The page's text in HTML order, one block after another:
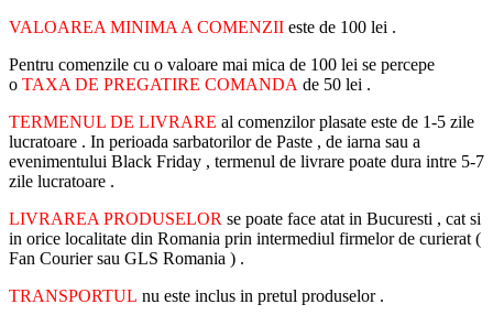
VALOAREA MINIMA A COMENZII este de 100 lei .
Pentru comenzile cu o valoare mai mica de 100 lei se percepe
o TAXA DE PREGATIRE COMANDA de 50 lei .
TERMENUL DE LIVRARE al comenzilor plasate este de 1-5 zile
lucratoare . In perioada sarbatorilor de Paste , de iarna sau a
evenimentului Black Friday , termenul de livrare poate dura intre 5-7
zile lucratoare .
LIVRAREA PRODUSELOR se poate face atat in Bucuresti , cat si
in orice localitate din Romania prin intermediul firmelor de curierat (
Fan Courier sau GLS Romania ) .
TRANSPORTUL nu este inclus in pretul produselor .